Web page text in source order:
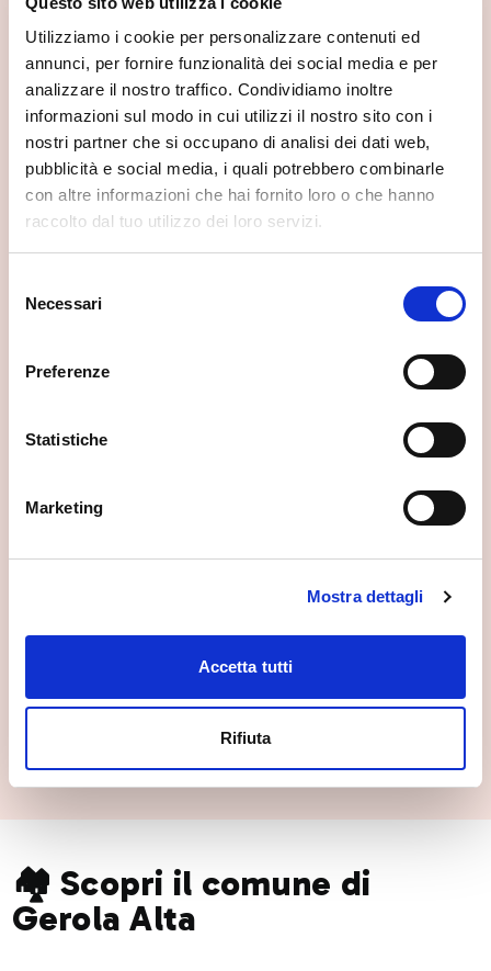
Utilizziamo i cookie per personalizzare contenuti ed
annunci, per fornire funzionalità dei social media e per
analizzare il nostro traffico. Condividiamo inoltre
informazioni sul modo in cui utilizzi il nostro sito con i
nostri partner che si occupano di analisi dei dati web,
pubblicità e social media, i quali potrebbero combinarle
con altre informazioni che hai fornito loro o che hanno
raccolto dal tuo utilizzo dei loro servizi.
delNecessari
Preferenze
Statistiche
Marketing
Mostra dettagli
Accetta tutti
Rifiuta
La casa del tempo
🏘️ Scopri il comune di
Gerola Alta